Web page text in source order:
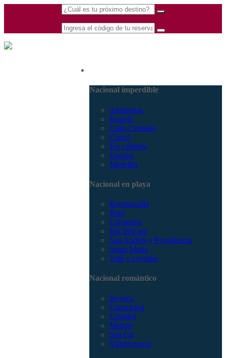
Nacional imperdible
Amazonas
Bogotá
Caño Cristales
Chocó
Eje cafetero
Guajira
Medellín
Nacional en playa
Barranquilla
Barú
Cartagena
Isla Múcura
San Andrés y Providencia
Santa Marta
Tolú y coveñas
Nacional romántico
Boyacá
Capurganá
Girardot
Melgar
San Gil
Villavicencio